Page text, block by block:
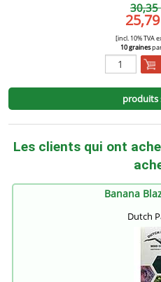
30,35
[incl. 10% TVA
10 graines
produits
Les clients qui ont
Banana
Dutch